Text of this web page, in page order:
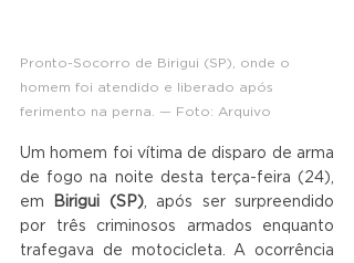
Pronto-Socorro de Birigui (SP), onde o
homem foi atendido e liberado após
ferimento na perna. — Foto: Arquivo
Um homem foi vítima de disparo de arma
de fogo na noite desta terça-feira (24),
em
Birigui (SP), após ser surpreendido
por três criminosos armados enquanto
trafegava de motocicleta. A ocorrência